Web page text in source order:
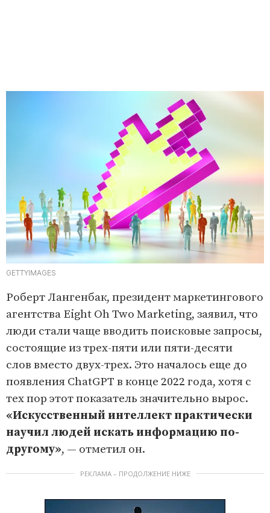
GETTYIMAGES
Роберт Лангенбак, президент маркетингового
агентства Eight Oh Two Marketing, заявил, что
люди стали чаще вводить поисковые запросы,
состоящие из трех-пяти или пяти-десяти
слов вместо двух-трех. Это началось еще до
появления ChatGPT в конце 2022 года, хотя с
тех пор этот показатель значительно вырос.
«Искусственный интеллект практически
научил людей искать информацию по-
другому», — отметил он.
РЕКЛАМА – ПРОДОЛЖЕНИЕ НИЖЕ